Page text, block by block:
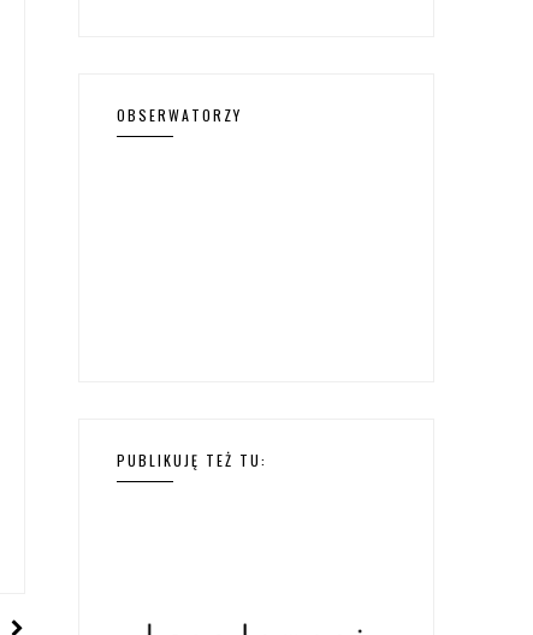
OBSERWATORZY
PUBLIKUJĘ TEŻ TU: